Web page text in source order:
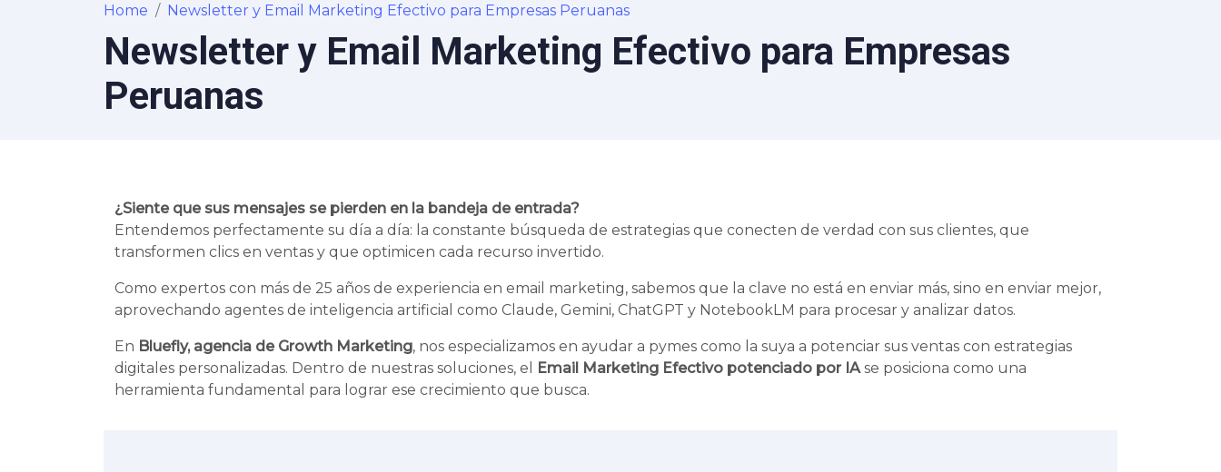
Home Newsletter y Email Marketing Efectivo para Empresas Peruanas
Newsletter y Email Marketing Efectivo para Empresas
Peruanas
¿Siente que sus mensajes se pierden en la bandeja de entrada?
Entendemos perfectamente su día a día: la constante búsqueda de estrategias que conecten de verdad con sus clientes, que
transformen clics en ventas y que optimicen cada recurso invertido.
Como expertos con más de 25 años de experiencia en email marketing, sabemos que la clave no está en enviar más, sino en enviar mejor,
aprovechando agentes de inteligencia artificial como Claude, Gemini, ChatGPT y NotebookLM para procesar y analizar datos.
En Bluefly, agencia de Growth Marketing, nos especializamos en ayudar a pymes como la suya a potenciar sus ventas con estrategias
digitales personalizadas. Dentro de nuestras soluciones, el
Email Marketing Efectivo potenciado por IA se posiciona como una
herramienta fundamental para lograr ese crecimiento que busca.